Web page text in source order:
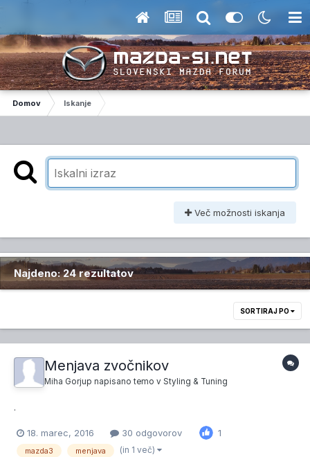
Domov Iskanje
Več možnosti iskanja
Najdeno: 24 rezultatov
SORTIRAJ PO
Menjava zvočnikov
Miha Gorjup napisano temo v Styling & Tuning
.
18. marec, 2016 30 odgovorov 1
mazda3 menjava (in 1 več)